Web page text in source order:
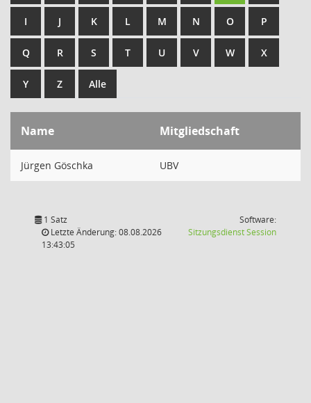
I J K L M N O P
Q R S T U V W X
Y Z Alle
Name Mitgliedschaft
Jürgen Göschka UBV
1 Satz
Letzte Änderung: 08.08.2026
13:43:05
Software:
SitzungsdienstSession(Wird in